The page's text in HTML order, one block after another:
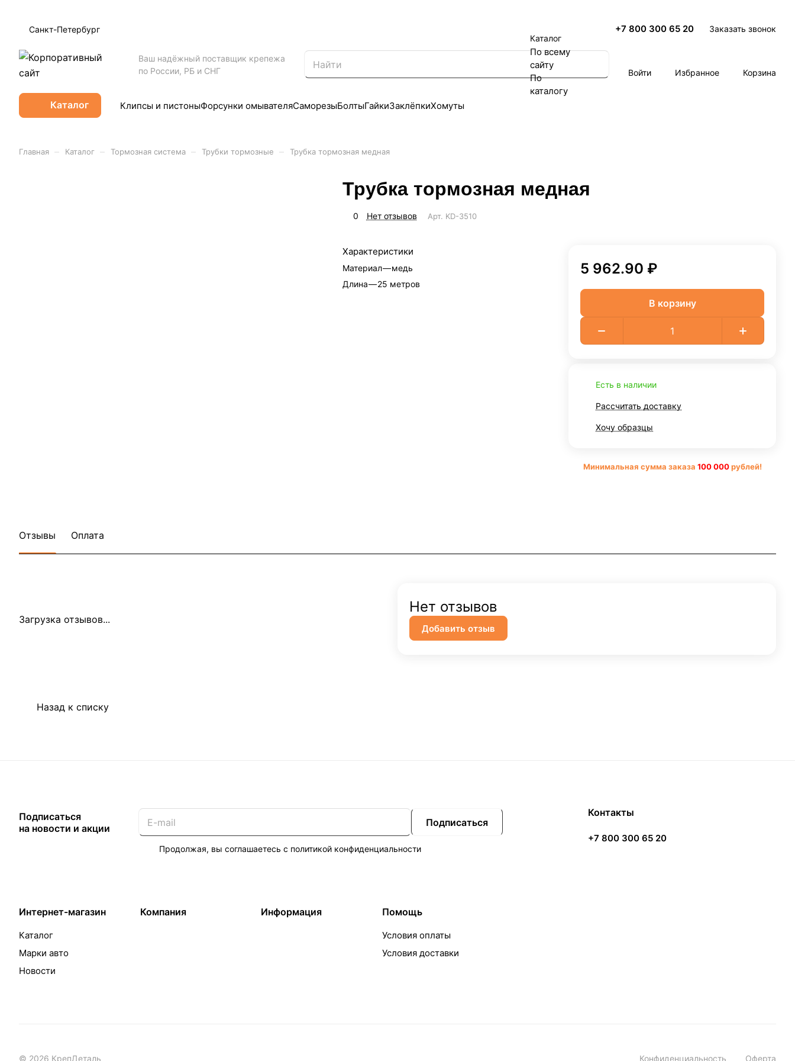
Санкт-Петербург +7 800 300 65 20 Заказать звонок
Ваш надёжный поставщик крепежа
по России, РБ и СНГ
Каталог
По всему
сайту
По
каталогу
Войти Избранное Корзина
Каталог Клипсы и пистоныФорсунки омывателяСаморезыБолтыГайкиЗаклёпкиХомуты
Главная Каталог Тормозная система Трубки тормозные Трубка тормозная медная
Трубка тормозная медная
0 Нет отзывов Арт. KD-3510
Характеристики
Материал—медь
Длина—25 метров
5 962.90 ₽
В корзину
Есть в наличии
Рассчитать доставку
Хочу образцы
Минимальная сумма заказа 100 000рублей!
Отзывы Оплата
Загрузка отзывов...
Нет отзывов
Добавить отзыв
Назад к списку
Подписаться
на новости и акции
Подписаться
Продолжая, вы соглашаетесь с политикой конфиденциальности
Интернет-магазин
Каталог
Марки авто
Новости
Компания Информация Помощь
Условия оплаты
Условия доставки
Контакты
+7 800 300 65 20
© 2026 КрепДеталь Конфиденциальность Оферта